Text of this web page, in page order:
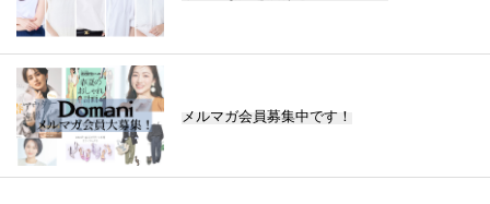
メルマガ会員募集中です！